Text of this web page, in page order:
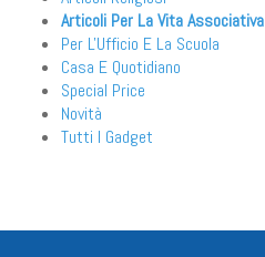
Articoli Per La Vita Associativa
Per L'Ufficio E La Scuola
Casa E Quotidiano
Special Price
Novità
Tutti I Gadget